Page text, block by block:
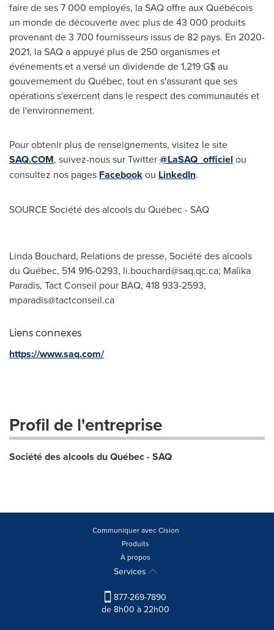
faire de ses 7 000 employés, la SAQ offre aux Québécois
un monde de découverte avec plus de 43 000 produits
provenant de 3 700 fournisseurs issus de 82 pays. En 2020-
2021, la SAQ a appuyé plus de 250 organismes et
événements et a versé un dividende de 1,219 G$ au
gouvernement du Québec, tout en s'assurant que ses
opérations s'exercent dans le respect des communautés et
de l'environnement.
Pour obtenir plus de renseignements, visitez le site
SAQ.COM, suivez-nous sur Twitter@LaSAQ_officiel ou
consultez nos pages Facebookou LinkedIn.
SOURCE Société des alcools du Québec - SAQ
Linda Bouchard, Relations de presse, Société des alcools
du Québec, 514 916-0293, li.bouchard@saq.qc.ca; Malika
Paradis, Tact Conseil pour BAQ, 418 933-2593,
mparadis@tactconseil.ca
Liens connexes
https://www.saq.com/
Profil de l'entreprise
Société des alcools du Québec - SAQ
Communiquer avec Cision
Produits
À propos
Services
877-269-7890
de 8h00 à 22h00